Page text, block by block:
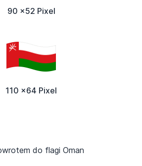
90 x52 Pixel
110 x64 Pixel
do flagi Oman